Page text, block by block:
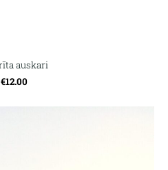
auskari
€12.00